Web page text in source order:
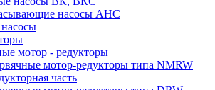
насосы АНС
мотор - редукторы
мотор-редукторы типа NMRW
часть